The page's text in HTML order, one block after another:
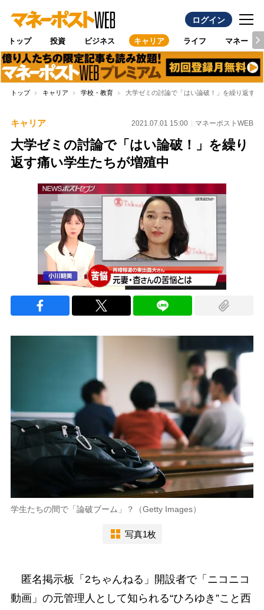
ログイン
トップ 投資 ビジネス キャリア ライフ マネー
トップ キャリア 学校・教育 大学ゼミの討論で「はい論破！」を繰り返す痛
キャリア 2021.07.01 15:00 マネーポストWEB
大学ゼミの討論で「はい論破！」を繰り
返す痛い学生たちが増殖中
学生たちの間で「論破ブーム」？（Getty Images）
写真1枚
匿名掲示板「2ちゃんねる」開設者で「ニコニコ
動画」の元管理人として知られる“ひろゆき”こと西